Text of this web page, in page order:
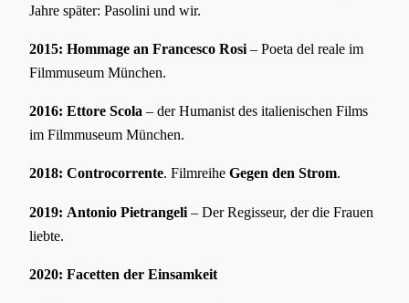
Jahre später: Pasolini und wir.
2015: Hommage an Francesco Rosi – Poeta del reale im
Filmmuseum München.
2016: Ettore Scola – der Humanist des italienischen Films
im Filmmuseum München.
2018: Controcorrente. Filmreihe Gegen den Strom.
2019: Antonio Pietrangeli – Der Regisseur, der die Frauen
liebte.
2020: Facetten der Einsamkeit